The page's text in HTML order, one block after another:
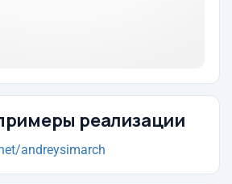
реализации
andreysimarch